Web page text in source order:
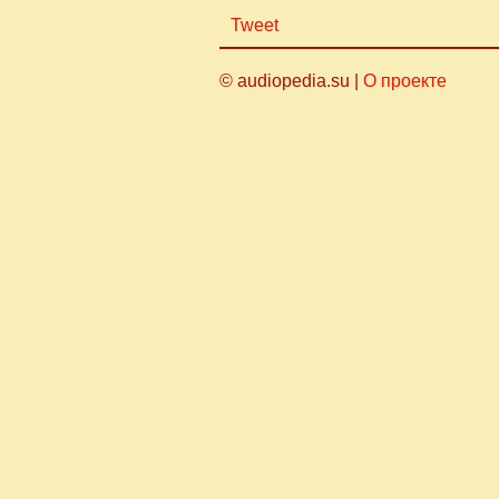
Tweet
© audiopedia.su | О проекте